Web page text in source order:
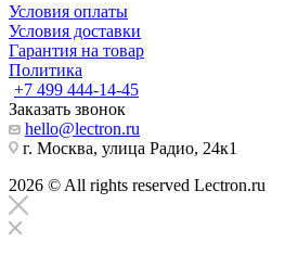
Условия оплаты
Условия доставки
Гарантия на товар
Политика
+7 499 444-14-45
Заказать звонок
hello@lectron.ru
г. Москва, улица Радио, 24к1
2026 © All rights reserved Lectron.ru